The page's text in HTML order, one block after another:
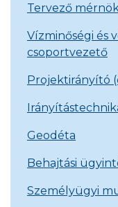
Tervező
Vízminőségi és
csoportvezető
Projektirányító
Geodéta
Behajtási
Személyügyi